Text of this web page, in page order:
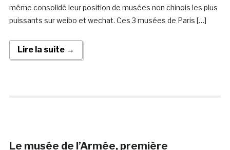
même consolidé leur position de musées non chinois les plus
puissants sur weibo et wechat. Ces 3 musées de Paris […]
Lire la suite →
Le musée de l’Armée, première